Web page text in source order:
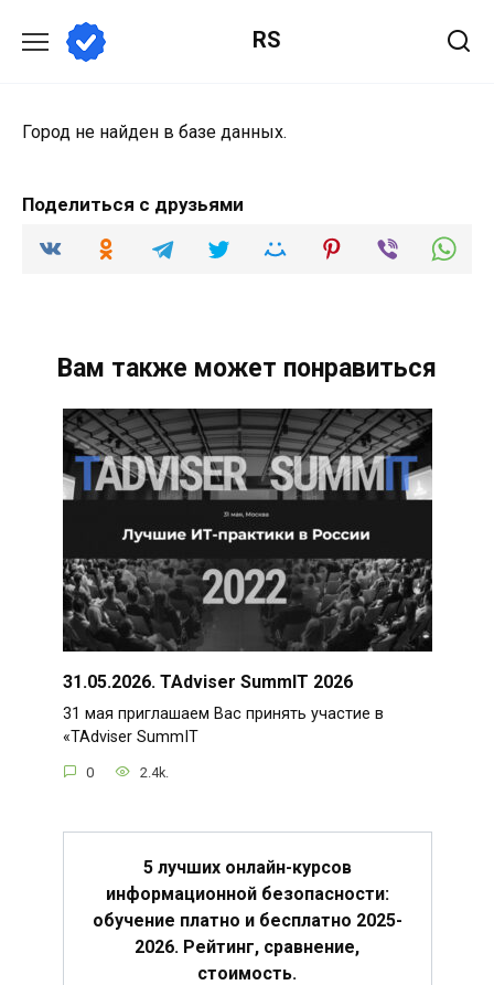
содержанию
RS
Город не найден в базе данных.
Поделиться с друзьями
Вам также может понравиться
31.05.2026. TAdviser SummIT 2026
31 мая приглашаем Вас принять участие в
«TAdviser SummIT
0 2.4k.
5 лучших онлайн-курсов
информационной безопасности:
обучение платно и бесплатно 2025-
2026. Рейтинг, сравнение,
стоимость.